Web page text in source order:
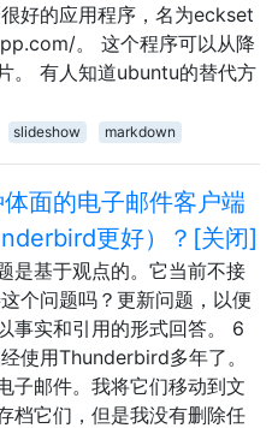
好的应用程序，名为eckset
。 这个程序可以从降
。 有人知道ubuntu的替代方
slideshow markdown
面的电子邮件客户端
更好）？[关闭]
是基于观点的。它当前不接
个问题吗？更新问题，以便
事实和引用的形式回答。 6
使用Thunderbird多年了。
子邮件。我将它们移动到文
档它们，但是我没有删除任